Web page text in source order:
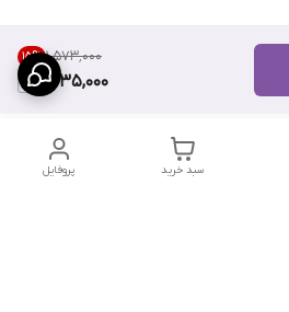
۱٬۵۷۳٬۰۰۰ 15%
1,335,000
پروفایل سبد خرید